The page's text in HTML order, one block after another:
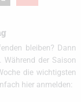
bleiben? Dann
der Saison
die wichtigsten
hier anmelden: